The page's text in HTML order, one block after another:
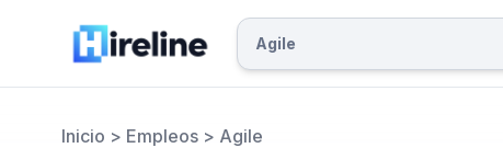
Inicio > Empleos > Agile